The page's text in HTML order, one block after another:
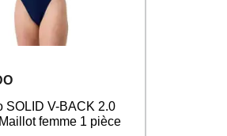
SOLID V-BACK 2.0
femme 1 pièce